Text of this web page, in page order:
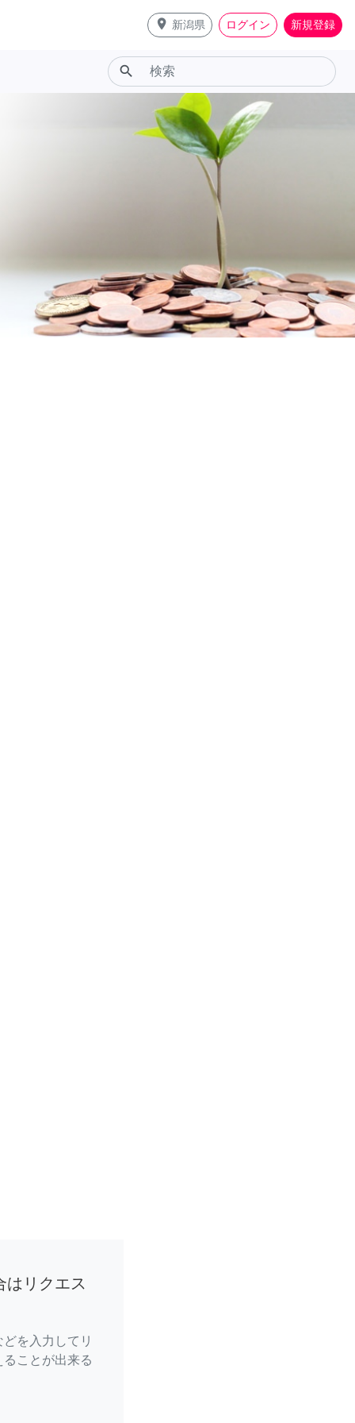
place 新潟県 ログイン 新規登録
search
はリクエス
を入力してリ
ことが出来る